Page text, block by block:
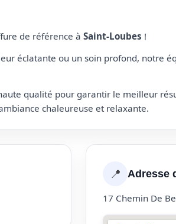
de référence à Saint-Loubes !
éclatante ou un soin profond, notre
qualité pour garantir le meilleur
chaleureuse et relaxante.
📍 Adresse
17 Chemin De